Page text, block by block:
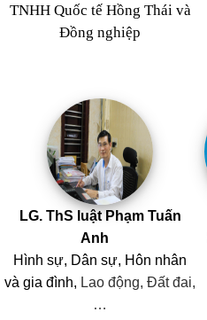
TNHH Quốc tế Hồng Thái và
Đồng nghiệp
LG. ThS luật Phạm Tuấn
Anh
Hình sự, Dân sự, Hôn nhân
và gia đình, Lao động, Đất đai,
…